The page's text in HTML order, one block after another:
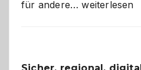
für andere…Kölner
weiterlesen